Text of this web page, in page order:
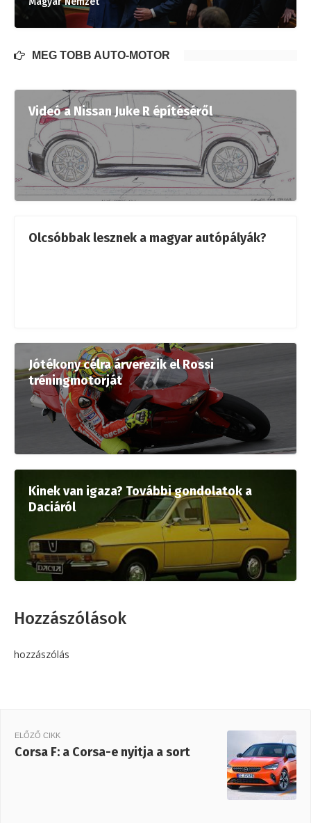
MÉG TÖBB AUTÓ-MOTOR
Videó a Nissan Juke R építéséről
Olcsóbbak lesznek a magyar autópályák?
Jótékony célra árverezik el Rossi
tréningmotorját
Kinek van igaza? További gondolatok a
Daciáról
Hozzászólások
hozzászólás
ELŐZŐ CIKK
Corsa F: a Corsa-e nyitja a sort